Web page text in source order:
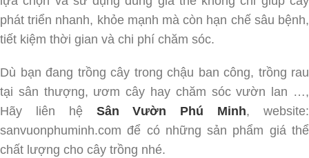
phát triển nhanh, khỏe mạnh mà còn hạn chế sâu bệnh,
tiết kiệm thời gian và chi phí chăm sóc.
Dù bạn đang trồng cây trong chậu ban công, trồng rau
tại sân thượng, ươm cây hay chăm sóc vườn lan …,
Hãy liên hệ Sân Vườn Phú Minh, website:
sanvuonphuminh.com để có những sản phẩm giá thể
chất lượng cho cây trồng nhé.